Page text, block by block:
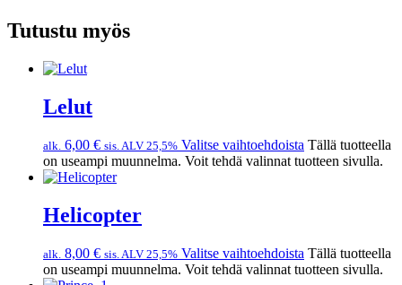
Tutustu myös
Lelut
alk. 6,00 € sis. ALV 25,5% Valitse vaihtoehdoista Tällä tuotteella
on useampi muunnelma. Voit tehdä valinnat tuotteen sivulla.
Helicopter
alk. 8,00 € sis. ALV 25,5% Valitse vaihtoehdoista Tällä tuotteella
on useampi muunnelma. Voit tehdä valinnat tuotteen sivulla.